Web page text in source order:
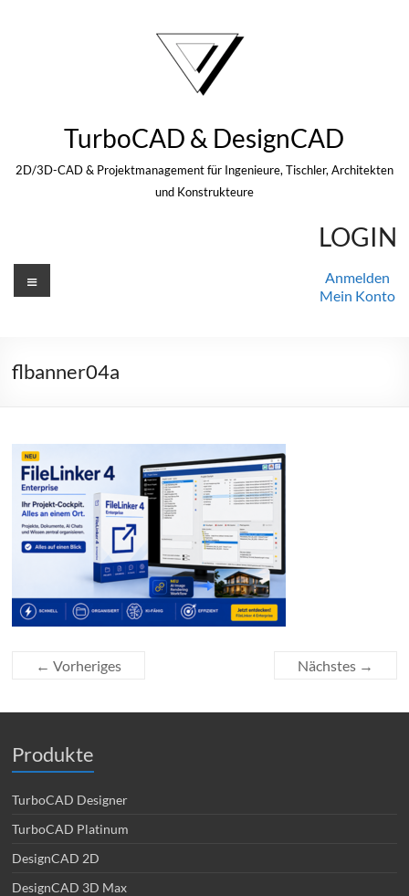
TurboCAD & DesignCAD
2D/3D-CAD & Projektmanagement für Ingenieure, Tischler, Architekten
und Konstrukteure
LOGIN
Anmelden
Mein Konto
Menü
flbanner04a
← Vorheriges Nächstes →
Produkte
TurboCAD Designer
TurboCAD Platinum
DesignCAD 2D
DesignCAD 3D Max